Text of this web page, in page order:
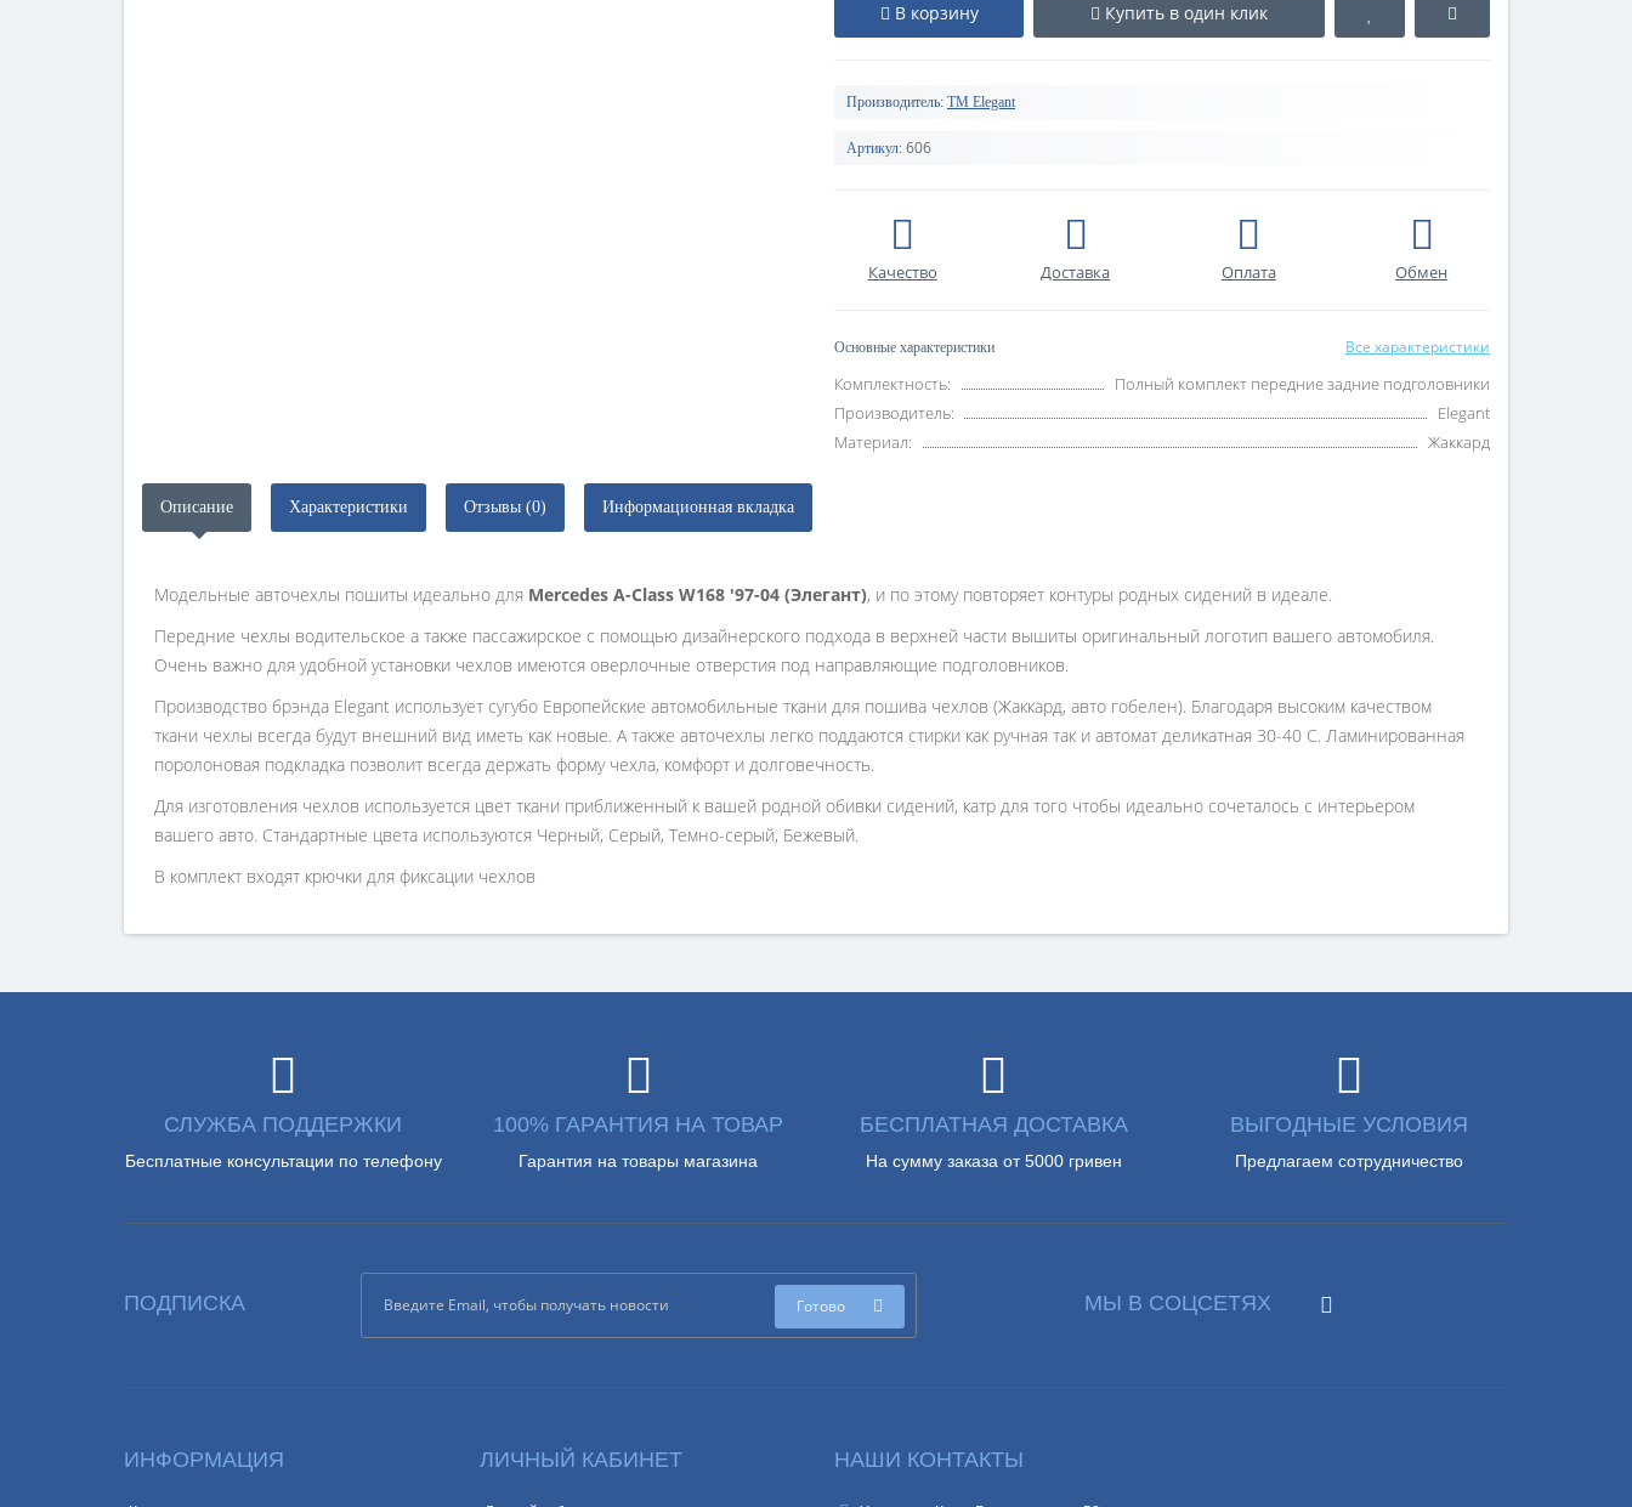
В корзину Купить в один клик
Производитель: TM Elegant
Артикул: 606
Качество Доставка Оплата Обмен
Основные характеристики Все характеристики
Комплектность:
Полный комплект передние задние подголовники
Производитель:
Elegant
Материал:
Жаккард
Описание Характеристики Отзывы (0) Информационная вкладка
Модельные авточехлы пошиты идеально для Mercedes A-Class W168 '97-04 (Элегант), и по этому повторяет контуры родных сидений в идеале.
Передние чехлы водительское а также пассажирское с помощью дизайнерского подхода в верхней части вышиты оригинальный логотип вашего автомобиля.
Очень важно для удобной установки чехлов имеются оверлочные отверстия под направляющие подголовников.
Производство брэнда Elegant использует сугубо Европейские автомобильные ткани для пошива чехлов (Жаккард, авто гобелен). Благодаря высоким качеством
ткани чехлы всегда будут внешний вид иметь как новые. А также авточехлы легко поддаются стирки как ручная так и автомат деликатная 30-40 С. Ламинированная
поролоновая подкладка позволит всегда держать форму чехла, комфорт и долговечность.
Для изготовления чехлов используется цвет ткани приближенный к вашей родной обивки сидений, катр для того чтобы идеально сочеталось с интерьером
вашего авто. Стандартные цвета используются Черный, Серый, Темно-серый, Бежевый.
В комплект входят крючки для фиксации чехлов
СЛУЖБА ПОДДЕРЖКИ
Бесплатные консультации по телефону
100% ГАРАНТИЯ НА ТОВАР
Гарантия на товары магазина
БЕСПЛАТНАЯ ДОСТАВКА
На сумму заказа от 5000 гривен
ВЫГОДНЫЕ УСЛОВИЯ
Предлагаем сотрудничество
ПОДПИСКА Готово МЫ В СОЦСЕТЯХ
ИНФОРМАЦИЯ ЛИЧНЫЙ КАБИНЕТ НАШИ КОНТАКТЫ